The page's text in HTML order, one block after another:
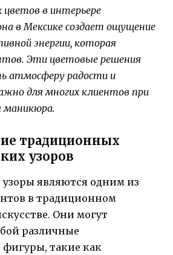
цветов в интерьере
в Мексике создает ощущение
энергии, которая
Эти цветовые решения
атмосферу радости и
для многих клиентов при
маникюра.
традиционных
узоров
узоры являются одним из
в традиционном
Они могут
различные
фигуры, такие как